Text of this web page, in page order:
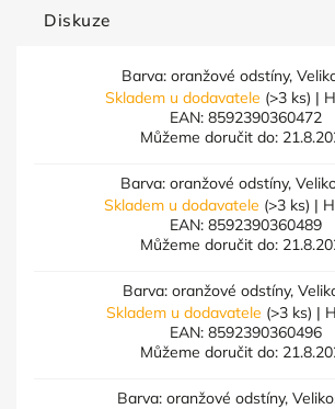
Diskuze
Barva: oranžové odstíny,
Skladem u dodavatele (>3 ks) |
EAN: 8592390360472
Můžeme doručit do:
Barva: oranžové odstíny,
Skladem u dodavatele (>3 ks) |
EAN: 8592390360489
Můžeme doručit do:
Barva: oranžové odstíny,
Skladem u dodavatele (>3 ks) |
EAN: 8592390360496
Můžeme doručit do:
Barva: oranžové odstíny,